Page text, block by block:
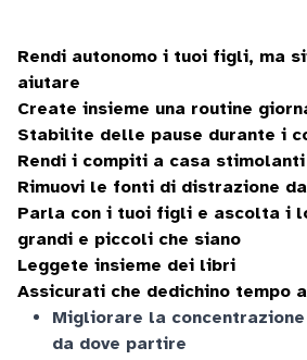
Rendi autonomo i tuoi figli, ma
aiutare
Create insieme una routine
Stabilite delle pause durante i
Rendi i compiti a casa stimolanti
Rimuovi le fonti di distrazione
Parla con i tuoi figli e ascolta i
grandi e piccoli che siano
Leggete insieme dei libri
Assicurati che dedichino tempo
Migliorare la
da dove partire